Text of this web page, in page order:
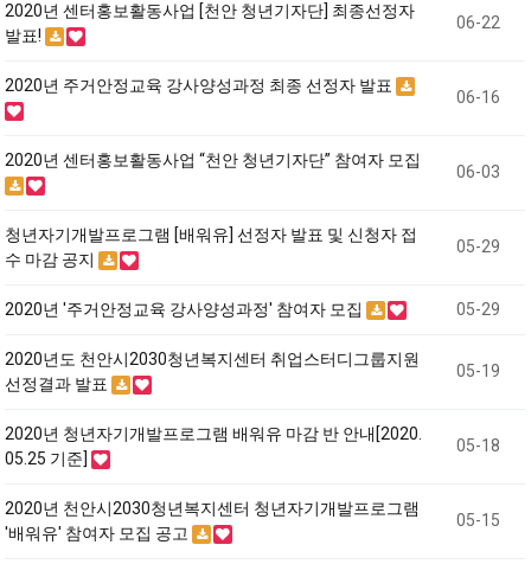
2020년 센터홍보활동사업 [천안 청년기자단] 최종선정자
발표!
06-22
2020년 주거안정교육 강사양성과정 최종 선정자 발표
06-16
2020년 센터홍보활동사업 “천안 청년기자단” 참여자 모집
06-03
청년자기개발프로그램 [배워유] 선정자 발표 및 신청자 접
수 마감 공지
05-29
2020년 '주거안정교육 강사양성과정' 참여자 모집 05-29
2020년도 천안시2030청년복지센터 취업스터디그룹지원
선정결과 발표
05-19
2020년 청년자기개발프로그램 배워유 마감 반 안내[2020.
05.25 기준]
05-18
2020년 천안시2030청년복지센터 청년자기개발프로그램
'배워유' 참여자 모집 공고
05-15